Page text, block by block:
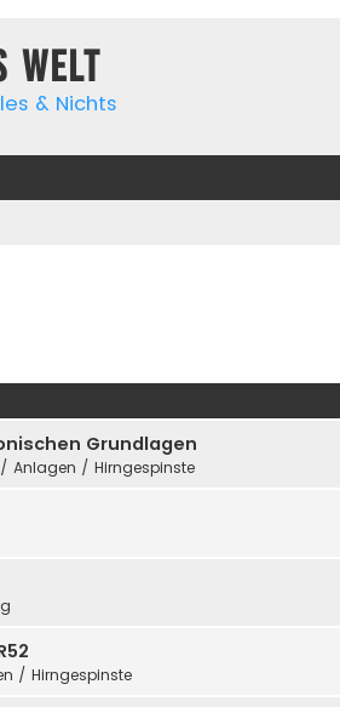
Welt
& Nichts
Grundlagen
/ Anlagen / Hirngespinste
/ Hirngespinste